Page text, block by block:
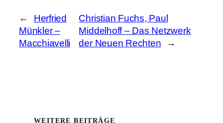
←
Herfried
Münkler –
Macchiavelli
Christian Fuchs, Paul
Middelhoff – Das Netzwerk
der Neuen Rechten
→
WEITERE BEITRÄGE